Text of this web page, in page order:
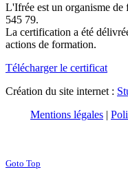
L'Ifrée est un organisme de
545 79.
La certification a été
actions de formation.
Télécharger le certificat
Création du site internet :
Mentions légales |
Goto Top